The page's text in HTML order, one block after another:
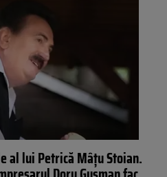
al lui Petrică Mâțu Stoian.